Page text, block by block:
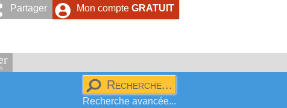
Mon compte GRATUIT
Partager
Recherche avancée...